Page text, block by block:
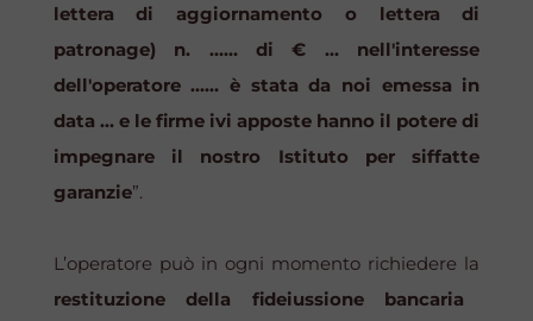
lettera di aggiornamento o lettera di
patronage) n. …… di € … nell'interesse
dell'operatore …… è stata da noi emessa in
data … e le firme ivi apposte hanno il potere di
impegnare il nostro Istituto per siffatte
garanzie”.
L’operatore può in ogni momento richiedere la
restituzione della fideiussione bancaria